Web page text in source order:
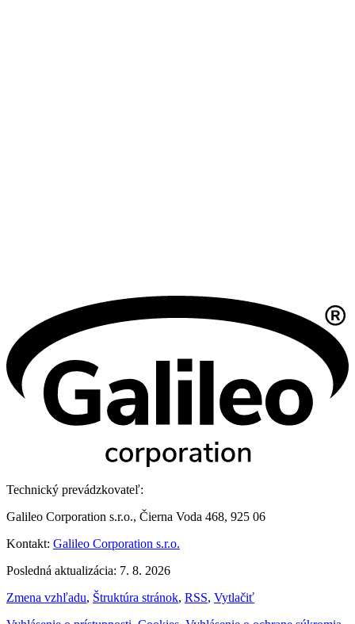
Technický prevádzkovateľ:
Galileo Corporation s.r.o., Čierna Voda 468, 925 06
Kontakt: Galileo Corporation s.r.o.
Posledná aktualizácia: 7. 8. 2026
Zmena vzhľadu, Štruktúra stránok, RSS, Vytlačiť